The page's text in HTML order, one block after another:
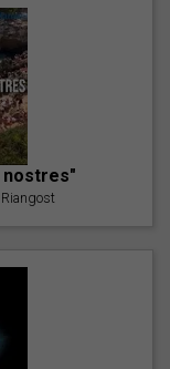
nostres"